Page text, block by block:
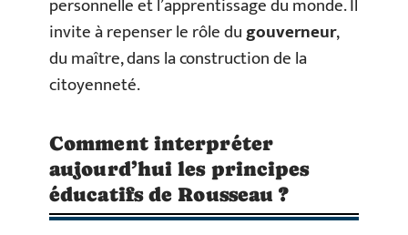
personnelle et l’apprentissage du monde. Il
invite à repenser le rôle dugouverneur,
du maître, dans la construction de la
citoyenneté.
Comment interpréter
aujourd’hui les principes
éducatifs de Rousseau ?